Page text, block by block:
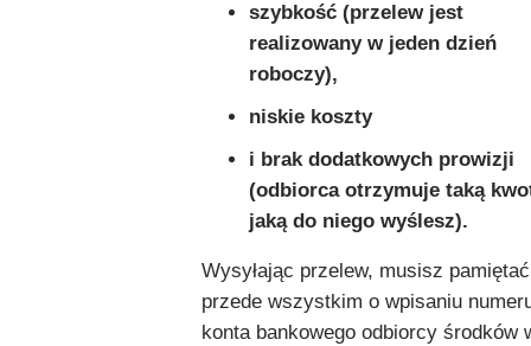
szybkość (przelew jest
realizowany w jeden dzień
roboczy),
niskie koszty
i brak dodatkowych prowizji
(odbiorca otrzymuje taką
jaką do niego wyślesz).
Wysyłając przelew, musisz pamiętać
przede wszystkim o wpisaniu
konta bankowego odbiorcy środków